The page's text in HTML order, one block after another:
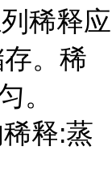
稀释应
。稀
。
释:蒸